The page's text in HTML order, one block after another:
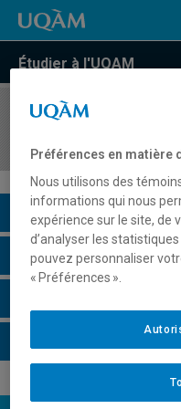
Étudier à l'UQAM
COURS//
Description du cours
Horaire - Été 2026
Préférences en matière
Nous utilisons des
informations qui nous
expérience sur le site, de
d’analyser les
pouvez personnaliser
« Préférences ».